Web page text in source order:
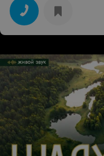
весьма приятна и
фотографом за
волну).Если хотите
пожалеете :)